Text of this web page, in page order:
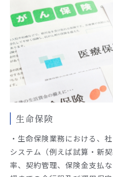
生命保険
・生命保険業務における、
システム（例えば試算・新
率、契約管理、保険金支払